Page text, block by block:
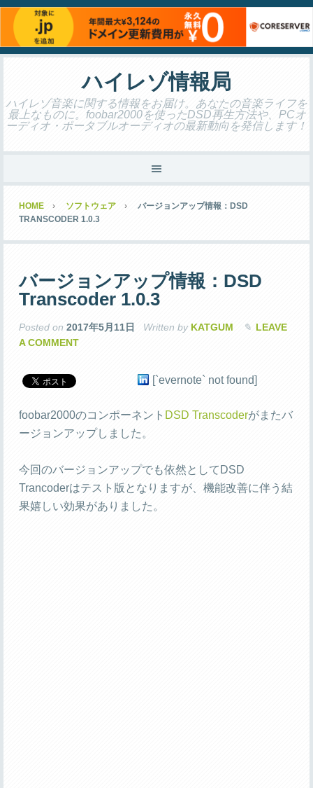
ハイレゾ情報局
ハイレゾ音楽に関する情報をお届け。あなたの音楽ライフを
最上なものに。foobar2000を使ったDSD再生方法や、PCオ
ーディオ・ポータブルオーディオの最新動向を発信します！
HOME ソフトウェア
バージョンアップ情報：DSD
TRANSCODER 1.0.3
バージョンアップ情報：DSD
Transcoder 1.0.3
Posted on 2017年5月11日 Written by KATGUM
LEAVE
A COMMENT
[`evernote` not found]
foobar2000のコンポーネント DSD Transcoderがまたバ
ージョンアップしました。
今回のバージョンアップでも依然としてDSD
Trancoderはテスト版となりますが、機能改善に伴う結
果嬉しい効果がありました。